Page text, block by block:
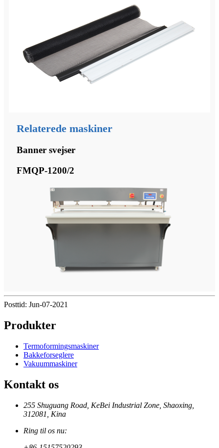
Relaterede maskiner
Banner svejser
FMQP-1200/2
Posttid: Jun-07-2021
Produkter
Termoformingsmaskiner
Bakkeforseglere
Vakuummaskiner
Kontakt os
255 Shuguang Road, KeBei Industrial Zone, Shaoxing,
312081, Kina
Ring til os nu: